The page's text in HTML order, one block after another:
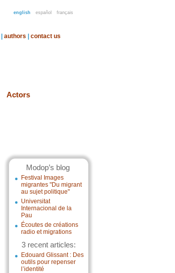
english español français
authors contact us
Actors
Modop’s blog
Festival Images
migrantes "Du migrant
au sujet politique"
Universitat
Internacional de la
Pau
Écoutes de créations
radio et migrations
3 recent articles:
Edouard Glissant : Des
outils pour repenser
l’identité